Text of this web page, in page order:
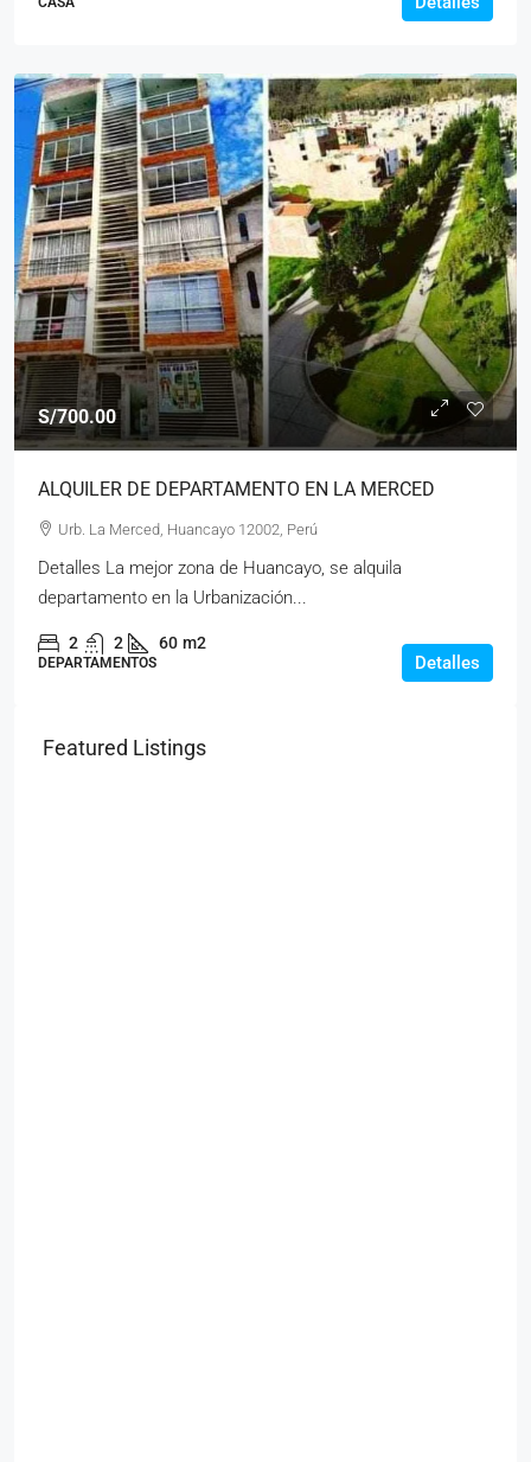
S/700.00
ALQUILER DE DEPARTAMENTO EN LA MERCED
Urb. La Merced, Huancayo 12002, Perú
Detalles La mejor zona de Huancayo, se alquila
departamento en la Urbanización...
2 2 60 m2
DEPARTAMENTOS Detalles
Featured Listings